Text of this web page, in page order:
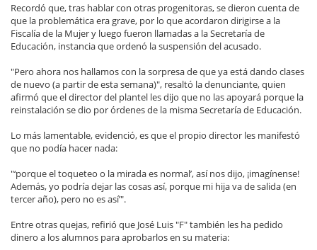
Recordó que, tras hablar con otras progenitoras, se dieron cuenta de
que la problemática era grave, por lo que acordaron dirigirse a la
Fiscalía de la Mujer y luego fueron llamadas a la Secretaría de
Educación, instancia que ordenó la suspensión del acusado.
"Pero ahora nos hallamos con la sorpresa de que ya está dando clases
de nuevo (a partir de esta semana)", resaltó la denunciante, quien
afirmó que el director del plantel les dijo que no las apoyará porque la
reinstalación se dio por órdenes de la misma Secretaría de Educación.
Lo más lamentable, evidenció, es que el propio director les manifestó
que no podía hacer nada:
"‘porque el toqueteo o la mirada es normal’, así nos dijo, ¡imagínense!
Además, yo podría dejar las cosas así, porque mi hija va de salida (en
tercer año), pero no es así’".
Entre otras quejas, refirió que José Luis "F" también les ha pedido
dinero a los alumnos para aprobarlos en su materia: